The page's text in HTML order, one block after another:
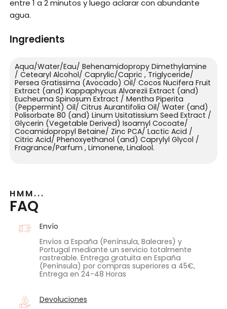
entre 1 a 2 minutos y luego aclarar con abundante
agua.
Ingredients
Aqua/Water/Eau/ Behenamidopropy Dimethylamine
/ Cetearyl Alcohol/ Caprylic/Capric , Triglyceride/
Persea Gratissima (Avocado) Oil/ Cocos Nucifera Fruit
Extract (and) Kappaphycus Alvarezii Extract (and)
Eucheuma Spinosum Extract / Mentha Piperita
(Peppermint) Oil/ Citrus Aurantifolia Oil/ Water (and)
Polisorbate 80 (and) Linum Usitatissium Seed Extract /
Glycerin (Vegetable Derived) Isoamyl Cocoate/
Cocamidopropyl Betaine/ Zinc PCA/ Lactic Acid /
Citric Acid/ Phenoxyethanol (and) Caprylyl Glycol /
Fragrance/Parfum , Limonene, Linalool.
HMM...
FAQ
Envío
Envíos a España (Península, Baleares) y
Portugal mediante un servicio totalmente
rastreable. Entrega gratuita en España
(Península) por compras superiores a 45€,
Entrega en 24-48 Horas
Devoluciones